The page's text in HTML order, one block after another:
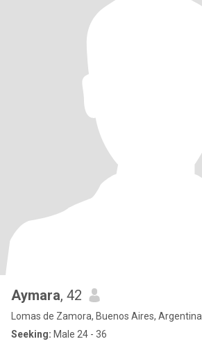
Aymara, 42
Lomas de Zamora, Buenos Aires, Argentina
Seeking: Male 24 - 36